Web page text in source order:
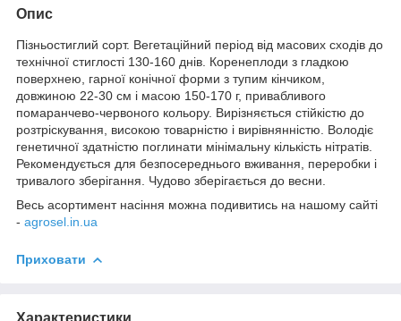
Опис
Пізньостиглий сорт. Вегетаційний період від масових сходів до
технічної стиглості 130-160 днів. Коренеплоди з гладкою
поверхнею, гарної конічної форми з тупим кінчиком,
довжиною 22-30 см і масою 150-170 г, привабливого
помаранчево-червоного кольору. Вирізняється стійкістю до
розтріскування, високою товарністю і вирівнянністю. Володіє
генетичної здатністю поглинати мінімальну кількість нітратів.
Рекомендується для безпосереднього вживання, переробки і
тривалого зберігання. Чудово зберігається до весни.
Весь асортимент насіння можна подивитись на нашому сайті
- agrosel.in.ua
Приховати
Характеристики